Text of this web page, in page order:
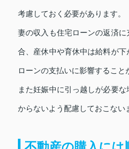
考慮しておく必要があります。
妻の収入も住宅ローンの返済
合、産休中や育休中は給料が
ローンの支払いに影響すること
また妊娠中に引っ越しが必要
からないよう配慮しておこない